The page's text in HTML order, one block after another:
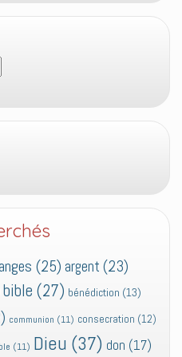
(25) argent (23)
bible (27) bénédiction (13)
communion (11) consecration (12)
(11) Dieu (37) don (17)